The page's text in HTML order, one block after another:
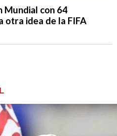
Mundial con 64
otra idea de la FIFA